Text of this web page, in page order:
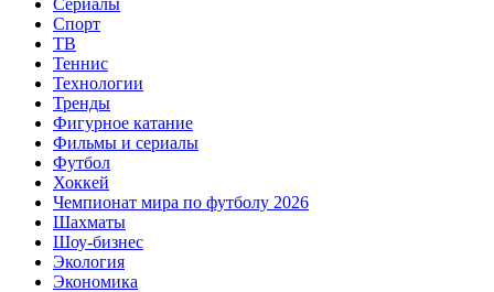
Спорт
ТВ
Теннис
Технологии
Тренды
Фигурное катание
Фильмы и сериалы
Футбол
Хоккей
Чемпионат мира по футболу 2026
Шахматы
Шоу-бизнес
Экология
Экономика